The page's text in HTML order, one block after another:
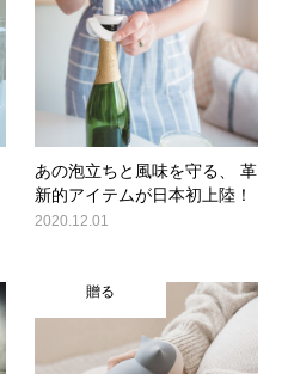
あの泡立ちと風味を守る、 革
新的アイテムが日本初上陸！
2020.12.01
贈る